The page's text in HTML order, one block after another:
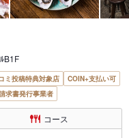
B1F
ミ投稿特典対象店
COIN+支払い可
求書発行事業者
コース